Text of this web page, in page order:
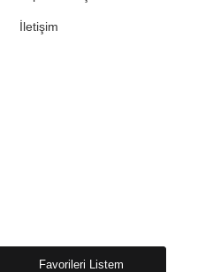
İletişim
Favorileri Listem